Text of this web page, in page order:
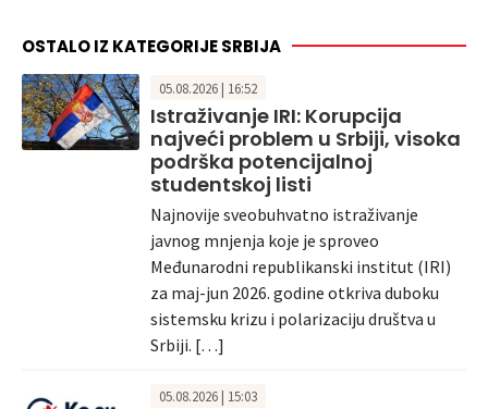
OSTALO IZ KATEGORIJE SRBIJA
05.08.2026 | 16:52
Istraživanje IRI: Korupcija
najveći problem u Srbiji, visoka
podrška potencijalnoj
studentskoj listi
Najnovije sveobuhvatno istraživanje
javnog mnjenja koje je sproveo
Međunarodni republikanski institut (IRI)
za maj-jun 2026. godine otkriva duboku
sistemsku krizu i polarizaciju društva u
Srbiji. […]
05.08.2026 | 15:03